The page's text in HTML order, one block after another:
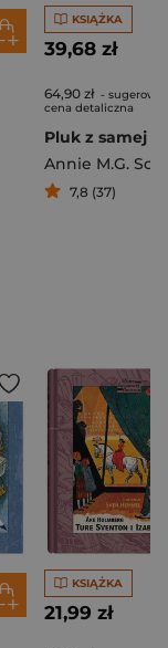
KSIĄŻKA
39,68 zł
64,90 zł -
cena detaliczna
Pluk z samej
7,8 (37)
KSIĄŻKA
21,99 zł